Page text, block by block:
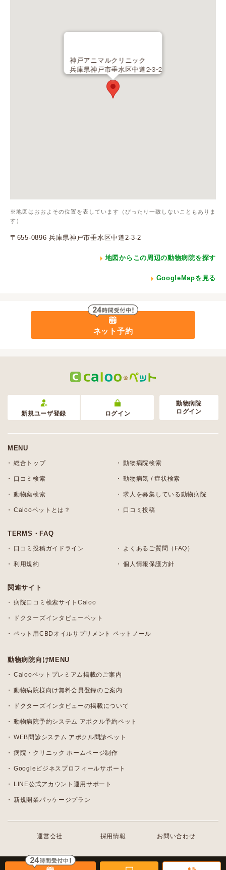
神戸アニマルクリニック
兵庫県神戸市垂水区中道2-3-2
※地図はおおよその位置を表しています（ぴったり一致しないこともありま
す）
〒655-0896 兵庫県神戸市垂水区中道2-3-2
地図からこの周辺の動物病院を探す
GoogleMapを見る
ネット予約
新規ユーザ登録 ログイン
動物病院
ログイン
MENU
総合トップ 動物病院検索
口コミ検索 動物病気 / 症状検索
動物薬検索 求人を募集している動物病院
Calooペットとは？ 口コミ投稿
TERMS・FAQ
口コミ投稿ガイドライン よくあるご質問（FAQ）
利用規約 個人情報保護方針
関連サイト
病院口コミ検索サイトCaloo
ドクターズインタビューペット
ペット用CBDオイルサプリメント ペットノール
動物病院向けMENU
Calooペットプレミアム掲載のご案内
動物病院様向け無料会員登録のご案内
ドクターズインタビューの掲載について
動物病院予約システム アポクル予約ペット
WEB問診システム アポクル問診ペット
病院・クリニック ホームページ制作
Googleビジネスプロフィールサポート
LINE公式アカウント運用サポート
新規開業パッケージプラン
運営会社 採用情報 お問い合わせ